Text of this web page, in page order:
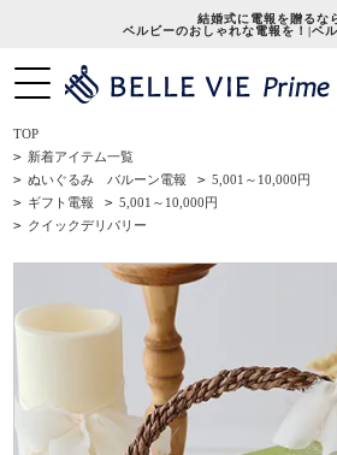
結婚式に電報を贈るな
ベルビーのおしゃれな電報を！|ベ
TOP
> 新着アイテム一覧
> ぬいぐるみ バルーン電報 > 5,001～10,000円
> ギフト電報 > 5,001～10,000円
> クイックデリバリー